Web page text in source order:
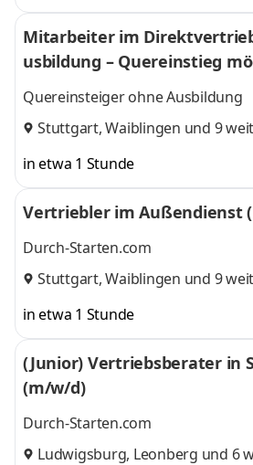
Mitarbeiter im
usbildung – Quereinstieg
Quereinsteiger ohne Ausbildung
Stuttgart,Waiblingen und 9
in etwa 1 Stunde
Vertriebler im Außendienst
Durch-Starten.com
Stuttgart,Waiblingen und 9
in etwa 1 Stunde
(Junior) Vertriebsberater in
(m/w/d)
Durch-Starten.com
Ludwigsburg, Leonberg und 6